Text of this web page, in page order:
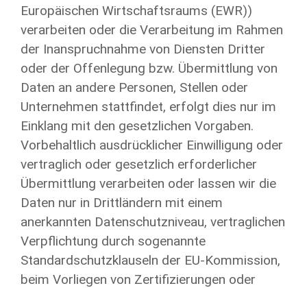
Europäischen Wirtschaftsraums (EWR))
verarbeiten oder die Verarbeitung im Rahmen
der Inanspruchnahme von Diensten Dritter
oder der Offenlegung bzw. Übermittlung von
Daten an andere Personen, Stellen oder
Unternehmen stattfindet, erfolgt dies nur im
Einklang mit den gesetzlichen Vorgaben.
Vorbehaltlich ausdrücklicher Einwilligung oder
vertraglich oder gesetzlich erforderlicher
Übermittlung verarbeiten oder lassen wir die
Daten nur in Drittländern mit einem
anerkannten Datenschutzniveau, vertraglichen
Verpflichtung durch sogenannte
Standardschutzklauseln der EU-Kommission,
beim Vorliegen von Zertifizierungen oder